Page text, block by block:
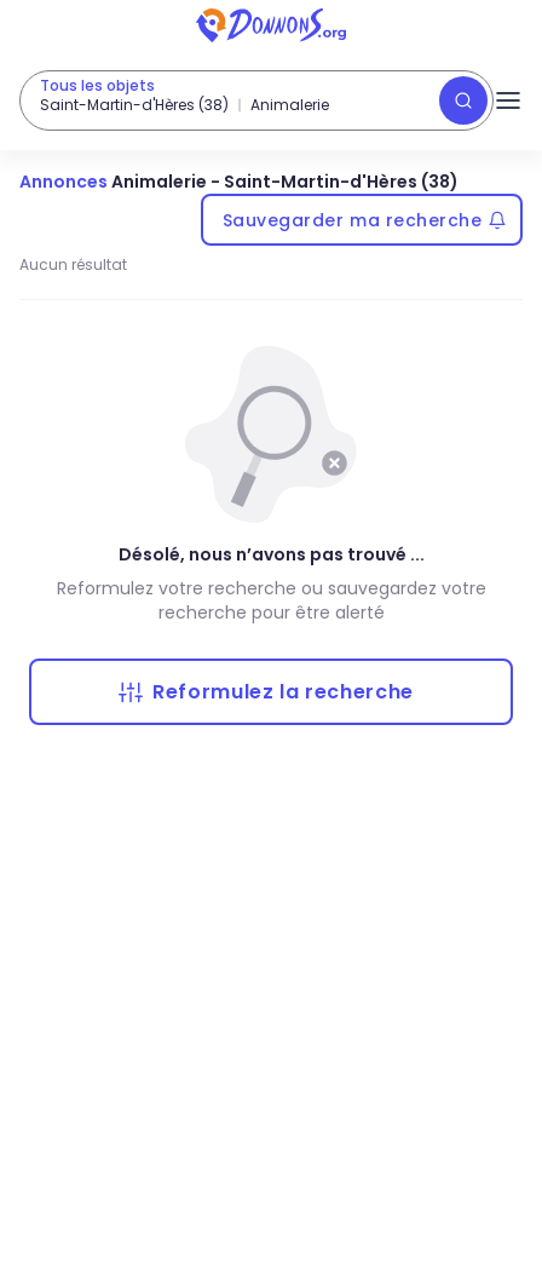
Tous les objets
Saint-Martin-d'Hères (38)
Animalerie
Annonces Animalerie - Saint-Martin-d'Hères (38)
Sauvegarder ma recherche
Aucun résultat
Désolé, nous n’avons pas trouvé ...
Reformulez votre recherche ou sauvegardez votre
recherche pour être alerté
Reformulez la recherche